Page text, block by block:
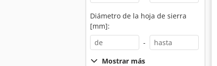
Diámetro de la hoja de sierra
[mm]:
-
Mostrar más